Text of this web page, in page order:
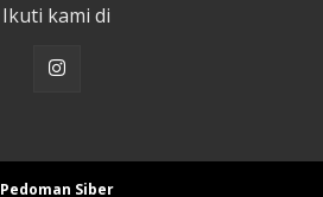
Ikuti kami di
Pedoman Siber